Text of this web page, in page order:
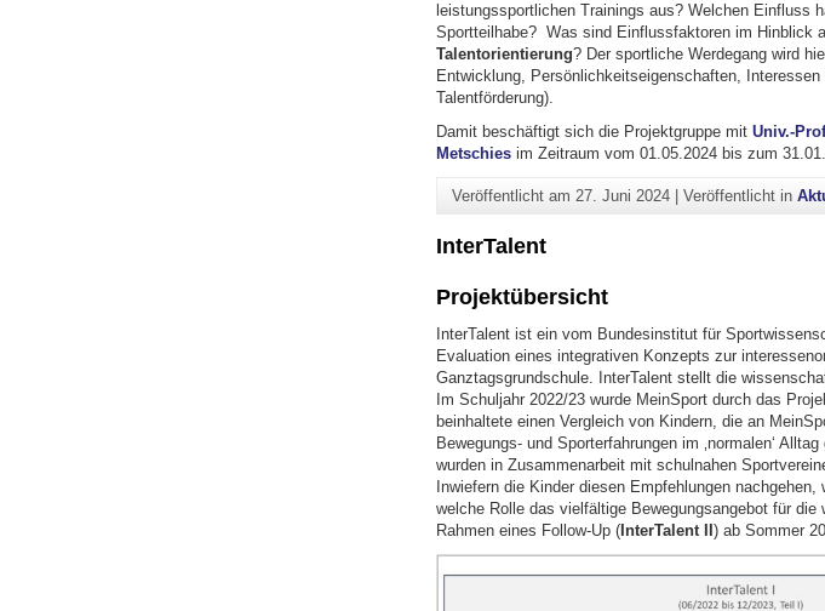
leistungssportlichen Trainings aus? Welchen Einfluss
Sportteilhabe? Was sind Einflussfaktoren im Hinblick
Talentorientierung? Der sportliche Werdegang wird
Entwicklung, Persönlichkeitseigenschaften,
Talentförderung).
Damit beschäftigt sich die Projektgruppe mit Univ.-
Metschiesim Zeitraum vom 01.05.2024 bis zum
Veröffentlicht am27. Juni 2024 |Veröffentlicht in
InterTalent
Projektübersicht
InterTalent ist ein vom Bundesinstitut für
Evaluation eines integrativen Konzepts zur
Ganztagsgrundschule. InterTalent stellt die
Im Schuljahr 2022/23 wurde MeinSport durch das
beinhaltete einen Vergleich von Kindern, die an
Bewegungs- und Sporterfahrungen im ‚normalen‘
wurden in Zusammenarbeit mit schulnahen
Inwiefern die Kinder diesen Empfehlungen
welche Rolle das vielfältige Bewegungsangebot für
Rahmen eines Follow-Up (InterTalent II) ab Sommer